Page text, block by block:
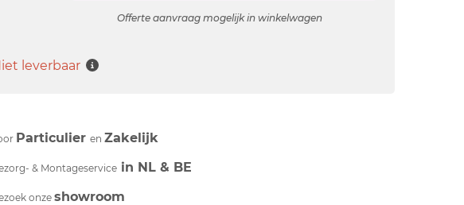
Offerte aanvraag mogelijk in winkelwagen
leverbaar
ParticulierenZakelijk
& Montageservice in NL & BE
onzeshowroom